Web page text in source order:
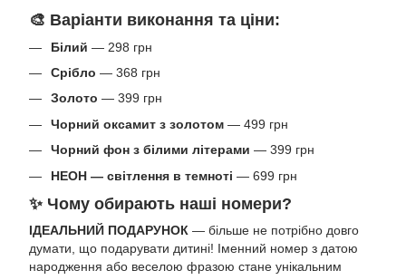
🎨 Варіанти виконання та ціни:
Білий — 298 грн
Срібло — 368 грн
Золото — 399 грн
Чорний оксамит з золотом — 499 грн
Чорний фон з білими літерами — 399 грн
НЕОН — світлення в темноті — 699 грн
✨ Чому обирають наші номери?
ІДЕАЛЬНИЙ ПОДАРУНОК — більше не потрібно довго
думати, що подарувати дитині! Іменний номер з датою
народження або веселою фразою стане унікальним